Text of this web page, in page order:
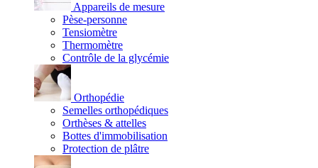
Appareils de mesure
Pèse-personne
Tensiomètre
Thermomètre
Contrôle de la glycémie
Orthopédie
Semelles orthopédiques
Orthèses & attelles
Bottes d'immobilisation
Protection de plâtre